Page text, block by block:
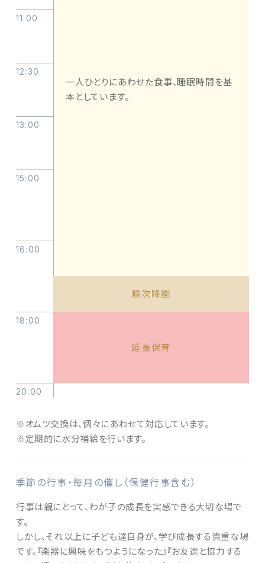
11:00
12:30
13:00
15:00
16:00
18:00
20:00
一人ひとりにあわせた食事、睡眠時間を基
本としています。
順次降園
延長保育
※オムツ交換は、個々にあわせて対応しています。
※定期的に水分補給を行います。
季節の行事・毎月の催し（保健行事含む）
行事は親にとって、わが子の成長を実感できる大切な場で
す。
しかし、それ以上に子ども達自身が、学び成長する貴重な場
です。『楽器に興味をもつようになった』『お友達と協力する